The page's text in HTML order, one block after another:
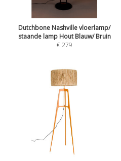
Dutchbone Nashville vloerlamp/
staande lamp Hout Blauw/ Bruin
€279